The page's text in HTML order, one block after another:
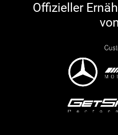
Offizieller